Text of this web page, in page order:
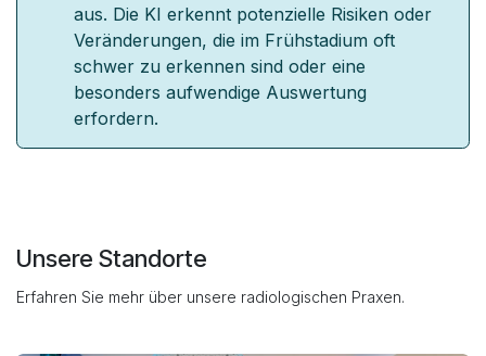
aus. Die KI erkennt potenzielle Risiken oder
Veränderungen, die im Frühstadium oft
schwer zu erkennen sind oder eine
besonders aufwendige Auswertung
erfordern.
Unsere Standorte
Erfahren Sie mehr über unsere radiologischen Praxen.